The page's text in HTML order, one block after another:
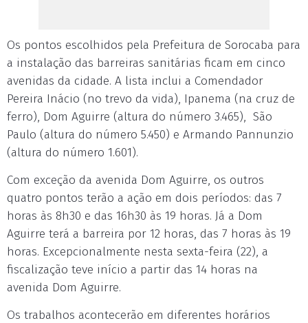
Os pontos escolhidos pela Prefeitura de Sorocaba para
a instalação das barreiras sanitárias ficam em cinco
avenidas da cidade. A lista inclui a Comendador
Pereira Inácio (no trevo da vida), Ipanema (na cruz de
ferro), Dom Aguirre (altura do número 3.465), São
Paulo (altura do número 5.450) e Armando Pannunzio
(altura do número 1.601).
Com exceção da avenida Dom Aguirre, os outros
quatro pontos terão a ação em dois períodos: das 7
horas às 8h30 e das 16h30 às 19 horas. Já a Dom
Aguirre terá a barreira por 12 horas, das 7 horas às 19
horas. Excepcionalmente nesta sexta-feira (22), a
fiscalização teve início a partir das 14 horas na
avenida Dom Aguirre.
Os trabalhos acontecerão em diferentes horários